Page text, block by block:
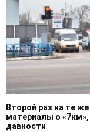
Второй раз на те
материалы о
давности